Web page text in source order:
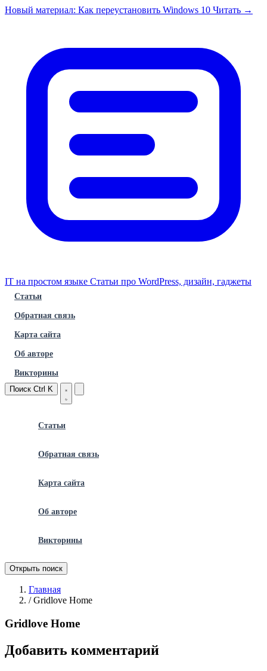
Перейти к содержимому
Новый материал: Как переустановить Windows 10 Читать →
IT на простом языке Статьи про WordPress, дизайн, гаджеты
Статьи
Обратная связь
Карта сайта
Об авторе
Викторины
Поиск Ctrl K
Статьи
Обратная связь
Карта сайта
Об авторе
Викторины
Открыть поиск
Главная
/ Gridlove Home
Gridlove Home
Добавить комментарий